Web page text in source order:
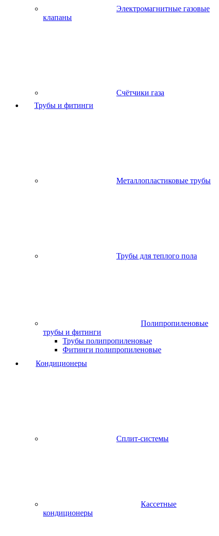
Электромагнитные газовые
клапаны
Счётчики газа
Трубы и фитинги
Металлопластиковые трубы
Трубы для теплого пола
Полипропиленовые
трубы и фитинги
Трубы полипропиленовые
Фитинги полипропиленовые
Кондиционеры
Сплит-системы
Кассетные
кондиционеры